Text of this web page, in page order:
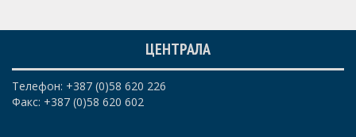
ЦЕНТРАЛА
Телефон: +387 (0)58 620 226
Факс: +387 (0)58 620 602